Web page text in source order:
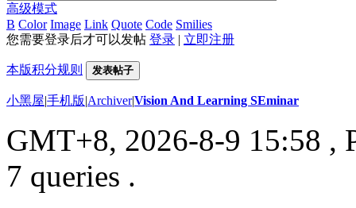
高级模式
B Color Image Link Quote Code Smilies
您需要登录后才可以发帖 登录 | 立即注册
本版积分规则 发表帖子
小黑屋|手机版|Archiver|Vision And Learning SEminar
GMT+8, 2026-8-9 15:58 ,
7 queries .